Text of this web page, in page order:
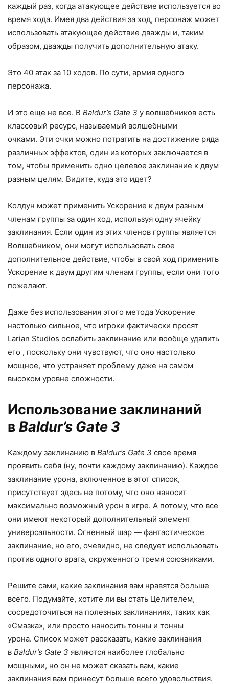
каждый раз, когда атакующее действие используется во
время хода. Имея два действия за ход, персонаж может
использовать атакующее действие дважды и, таким
образом, дважды получить дополнительную атаку.
Это 40 атак за 10 ходов. По сути, армия одного
персонажа.
И это еще не все. В Baldur’s Gate 3 у волшебников есть
классовый ресурс, называемый волшебными
очками. Эти очки можно потратить на достижение ряда
различных эффектов, один из которых заключается в
том, чтобы применить одно целевое заклинание к двум
разным целям. Видите, куда это идет?
Колдун может применить Ускорение к двум разным
членам группы за один ход, используя одну ячейку
заклинания. Если один из этих членов группы является
Волшебником, они могут использовать свое
дополнительное действие, чтобы в свой ход применить
Ускорение к двум другим членам группы, если они того
пожелают.
Даже без использования этого метода Ускорение
настолько сильное, что игроки фактически просят
Larian Studios ослабить заклинание или вообще удалить
его , поскольку они чувствуют, что оно настолько
мощное, что устраняет проблему даже на самом
высоком уровне сложности.
Использование заклинаний
в Baldur’s Gate 3
Каждому заклинанию в Baldur’s Gate 3 свое время
проявить себя (ну, почти каждому заклинанию). Каждое
заклинание урона, включенное в этот список,
присутствует здесь не потому, что оно наносит
максимально возможный урон в игре. А потому, что все
они имеют некоторый дополнительный элемент
универсальности. Огненный шар — фантастическое
заклинание, но его, очевидно, не следует использовать
против одного врага, окруженного тремя союзниками.
Решите сами, какие заклинания вам нравятся больше
всего. Подумайте, хотите ли вы стать Целителем,
сосредоточиться на полезных заклинаниях, таких как
«Смазка», или просто наносить тонны и тонны
урона. Список может рассказать, какие заклинания
в Baldur’s Gate 3 являются наиболее глобально
мощными, но он не может сказать вам, какие
заклинания вам принесут больше всего удовольствия.